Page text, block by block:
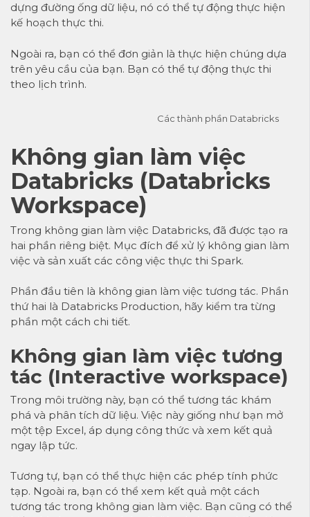
dựng đường ống dữ liệu, nó có thể tự động thực hiện
kế hoạch thực thi.
Ngoài ra, bạn có thể đơn giản là thực hiện chúng dựa
trên yêu cầu của bạn. Bạn có thể tự động thực thi
theo lịch trình.
Các thành phần Databricks
Không gian làm việc
Databricks (Databricks
Workspace)
Trong không gian làm việc Databricks, đã được tạo ra
hai phần riêng biệt. Mục đích để xử lý không gian làm
việc và sản xuất các công việc thực thi Spark.
Phần đầu tiên là không gian làm việc tương tác. Phần
thứ hai là Databricks Production, hãy kiểm tra từng
phần một cách chi tiết.
Không gian làm việc tương
tác (Interactive workspace)
Trong môi trường này, bạn có thể tương tác khám
phá và phân tích dữ liệu. Việc này giống như bạn mở
một tệp Excel, áp dụng công thức và xem kết quả
ngay lập tức.
Tương tự, bạn có thể thực hiện các phép tính phức
tạp. Ngoài ra, bạn có thể xem kết quả một cách
tương tác trong không gian làm việc. Bạn cũng có thể